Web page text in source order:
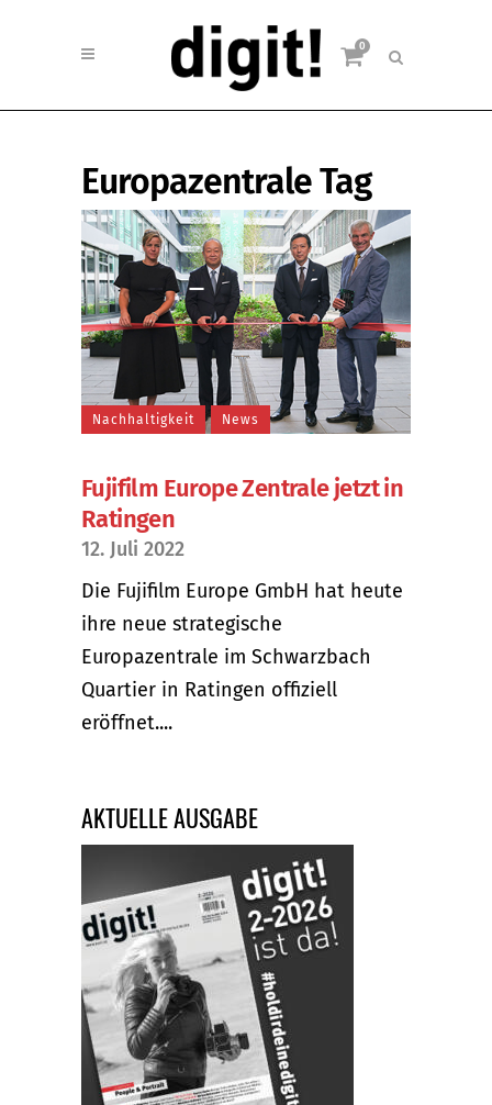
0
Europazentrale Tag
Nachhaltigkeit News
Fujifilm Europe Zentrale jetzt in
Ratingen
12. Juli 2022
Die Fujifilm Europe GmbH hat heute
ihre neue strategische
Europazentrale im Schwarzbach
Quartier in Ratingen offiziell
eröffnet....
AKTUELLE AUSGABE